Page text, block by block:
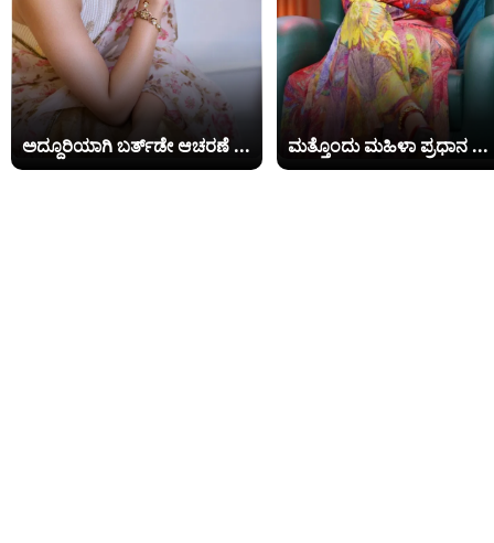
ಅದ್ದೂರಿಯಾಗಿ ಬರ್ತ್​​ಡೇ ಆಚರಣೆ ... ಮತ್ತೊಂದು ಮಹಿಳಾ ಪ್ರಧಾನ ...